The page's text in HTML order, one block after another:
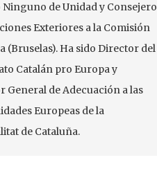
Ninguno de Unidad y Consejero
Exteriores a la Comisión
(Bruselas). Ha sido Director del
Catalán pro Europa y
General de Adecuación a las
Europeas de la
de Cataluña.